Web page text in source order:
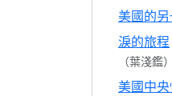
美國的
淚的旅程
（葉淺鑑）
美國中